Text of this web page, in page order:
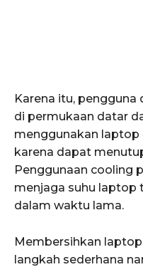
Karena itu,
di permukaan datar
menggunakan laptop
karena dapat
Penggunaan cooling
menjaga suhu laptop
dalam waktu lama.
Membersihkan
langkah sederhana